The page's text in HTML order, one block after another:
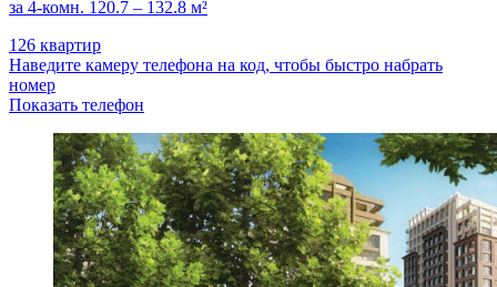
за 4-комн. 120.7 – 132.8 м²
126 квартир
Наведите камеру телефона на код, чтобы быстро набрать
номер
Показать телефон